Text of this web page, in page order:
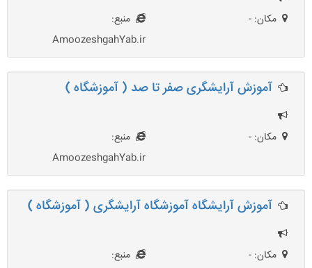
مکان: -
منبع:
AmoozeshgahYab.ir
آموزش آرایشگری صفر تا صد ( آموزشگاه )
مکان: -
منبع:
AmoozeshgahYab.ir
آموزش آرایشگاه آموزشگاه آرایشگری ( آموزشگاه )
مکان: - منبع: